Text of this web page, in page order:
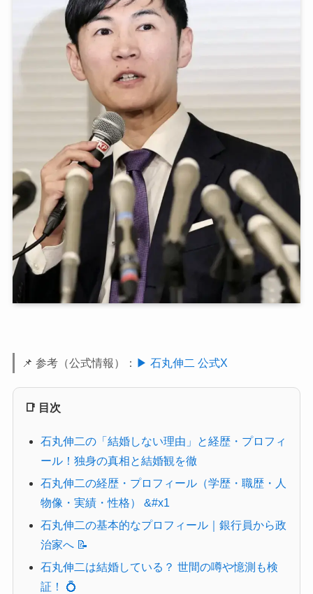
📌 参考（公式情報）： ▶ 石丸伸二 公式X
📑 目次
石丸伸二の「結婚しない理由」と経歴・プロフィ
ール！独身の真相と結婚観を徹
石丸伸二の経歴・プロフィール（学歴・職歴・人
物像・実績・性格） &#x1
石丸伸二の基本的なプロフィール｜銀行員から政
治家へ 📝
石丸伸二は結婚している？ 世間の噂や憶測も検
証！ 💍